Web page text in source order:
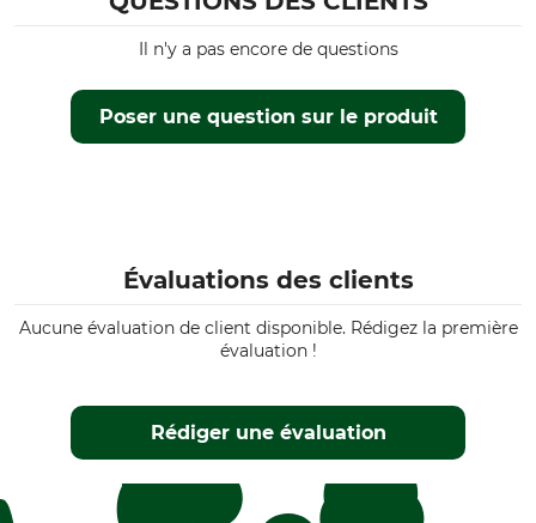
Poser une question sur le produit
Il n'y a pas encore de questions
Évaluations des clients
Aucune évaluation de client disponible. Rédigez la première
évaluation !
Rédiger une évaluation